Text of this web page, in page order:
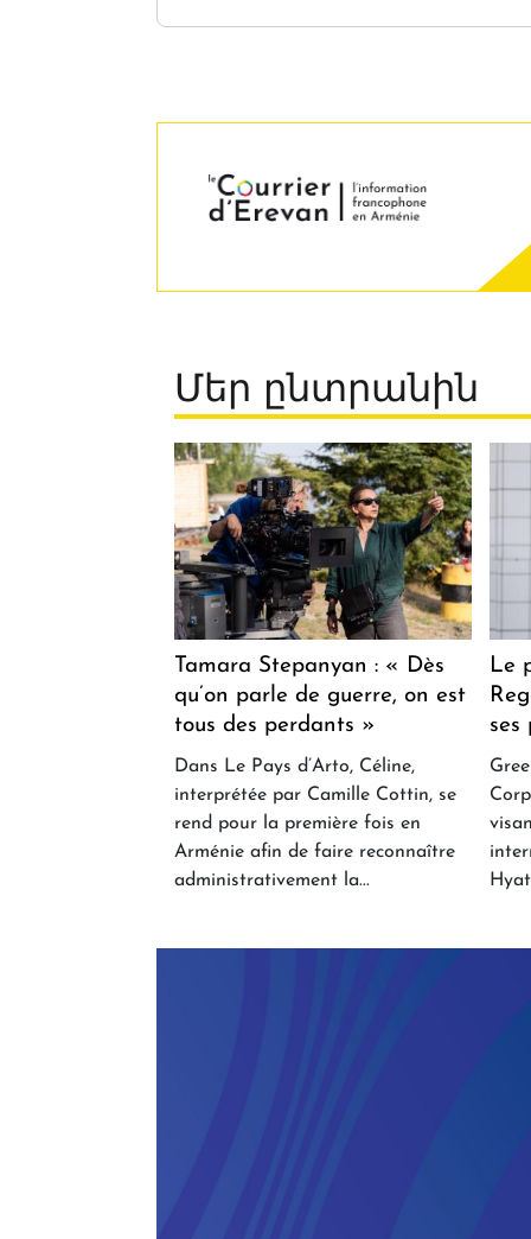
Մեր ընտրանին
Tamara Stepanyan : « Dès
qu’on parle de guerre, on est
tous des perdants »
Dans Le Pays d’Arto, Céline,
interprétée par Camille Cottin, se
rend pour la première fois en
Arménie afin de faire reconnaître
administrativement la...
Le
ses